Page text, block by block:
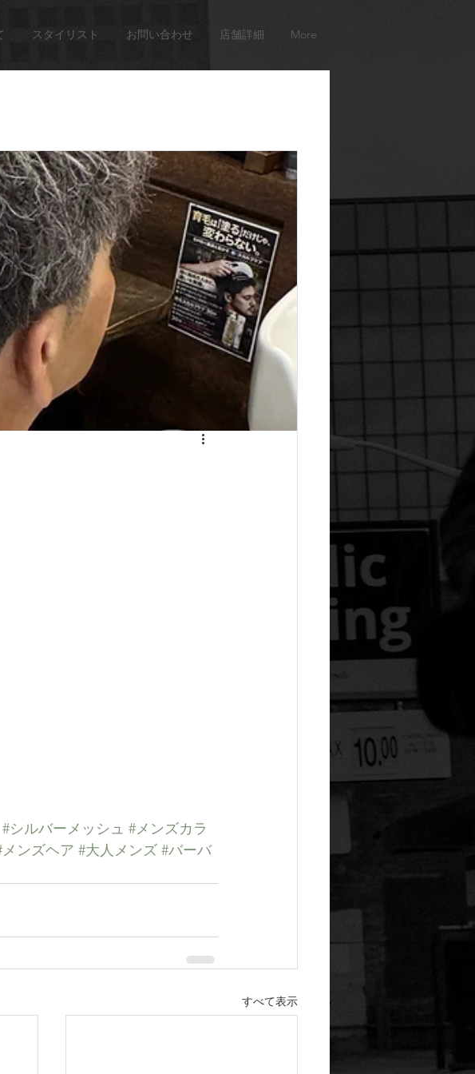
スタイリスト お問い合わせ 店舗詳細 More
#シルバーメッシュ #メンズカラ
メンズヘア #大人メンズ #バーバ
すべて表示